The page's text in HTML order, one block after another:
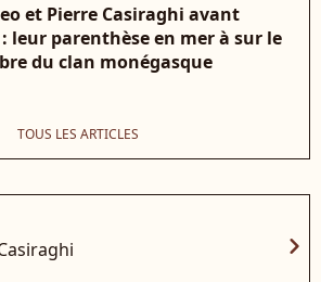
et Pierre Casiraghi avant
leur parenthèse en mer à sur le
du clan monégasque
TOUS LES ARTICLES
chevron_right